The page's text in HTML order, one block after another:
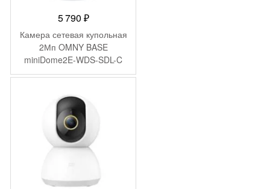
5 790 ₽
Камера сетевая купольная
2Мп OMNY BASE
miniDome2E-WDS-SDL-C
28 с двойной подсветкой и